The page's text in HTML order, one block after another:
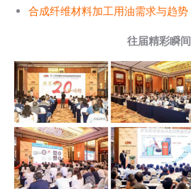
合成纤维材料加工用油需求与趋势
往届精彩瞬间